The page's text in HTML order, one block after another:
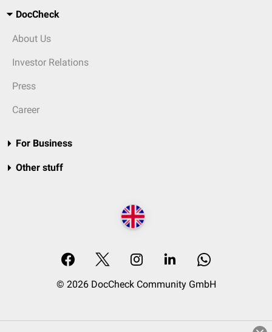
DocCheck
About Us
Investor Relations
Press
Career
For Business
Other stuff
© 2026 DocCheck Community GmbH